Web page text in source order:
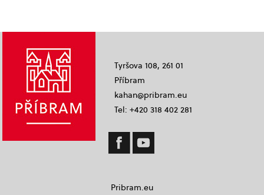
Tyršova 108, 261 01
Příbram
kahan@pribram.eu
Tel: +420 318 402 281
Pribram.eu